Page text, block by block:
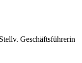
Geschäftsführerin